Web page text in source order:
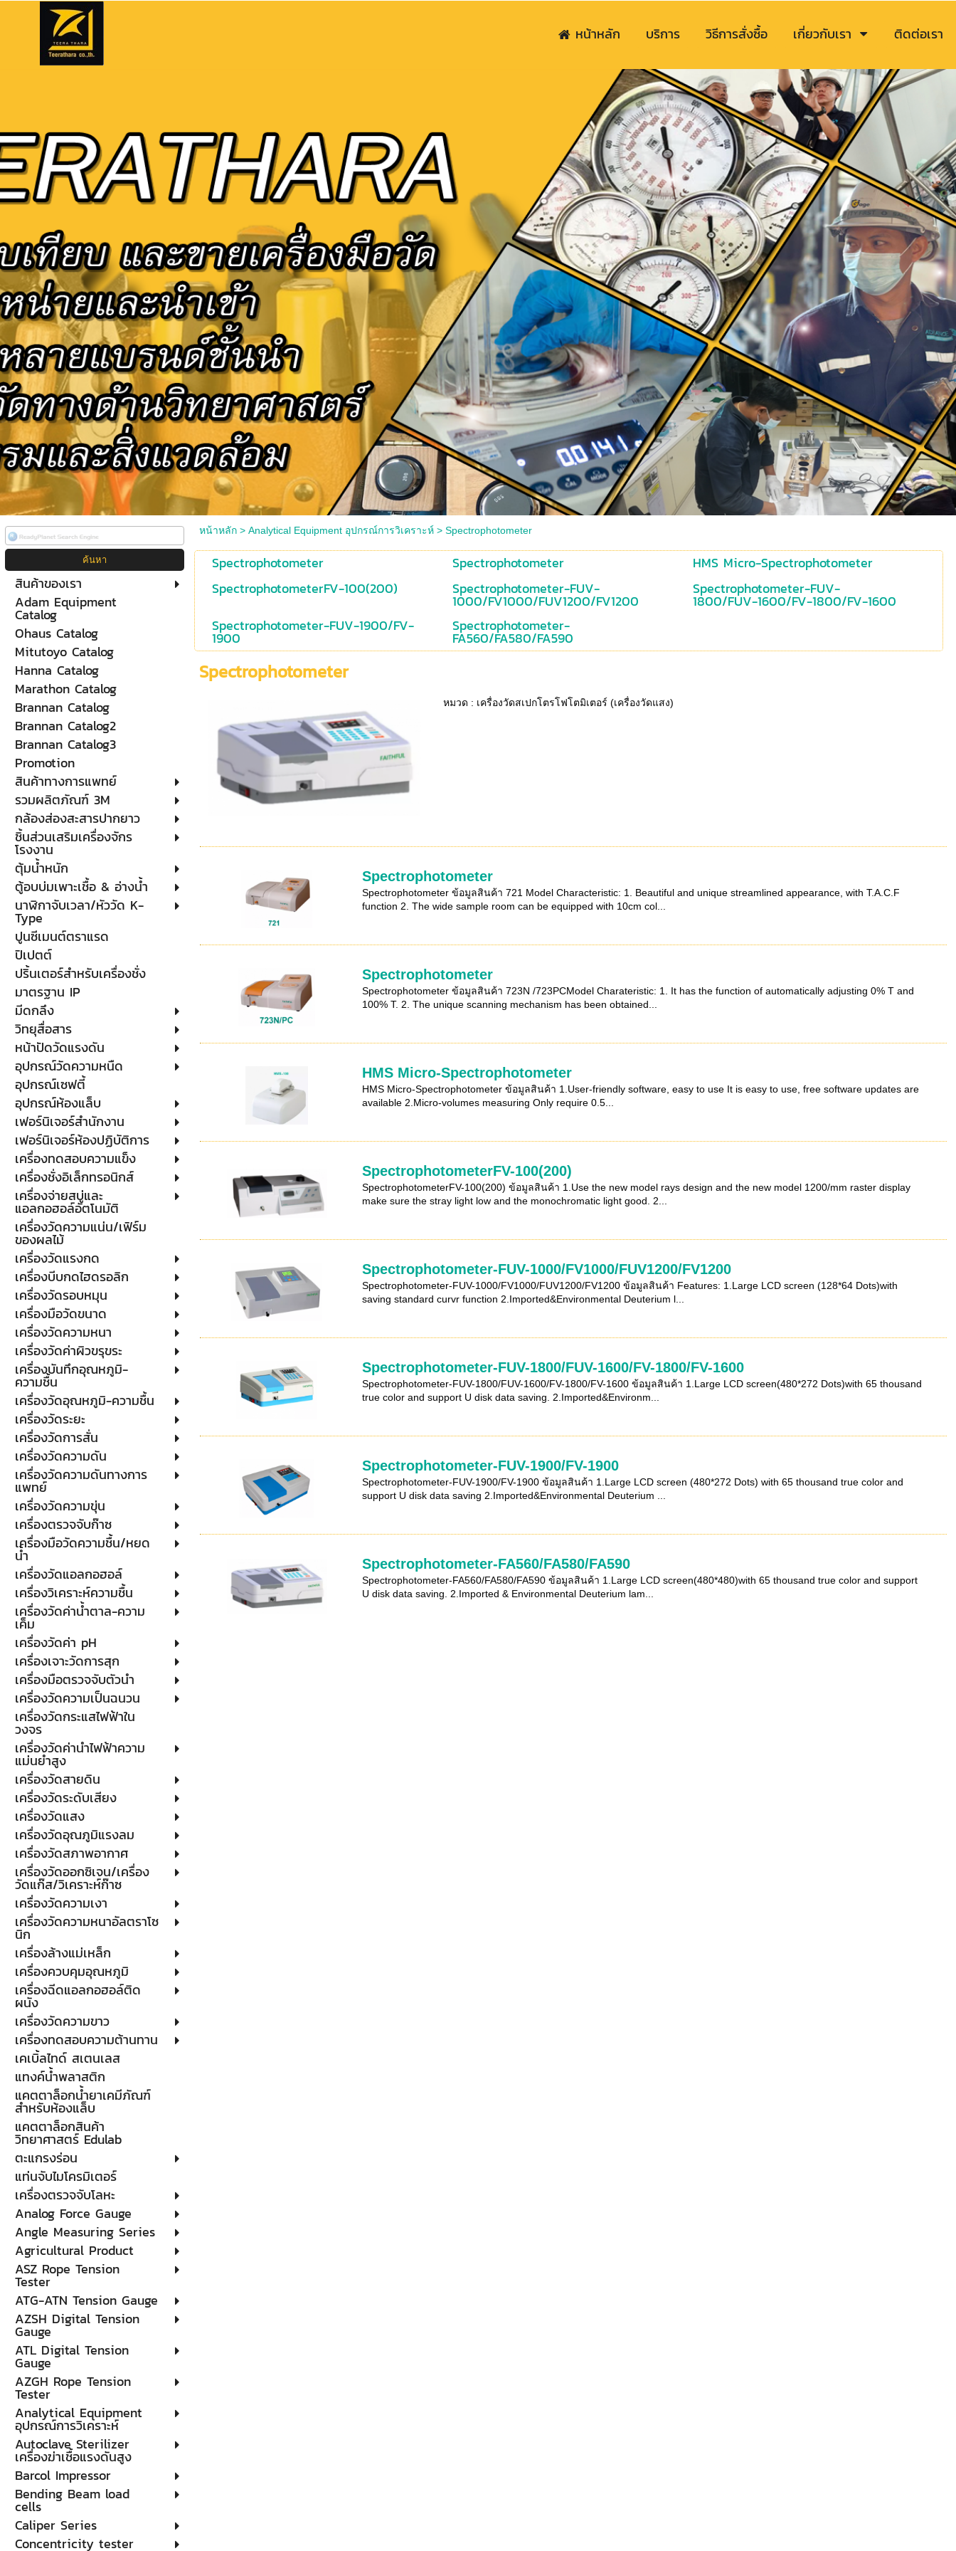
หน้าหลัก บริการ วิธีการสั่งซื้อ เกี่ยวกับเรา ติดต่อเรา
สินค้าของเรา
Adam Equipment
Catalog
Ohaus Catalog
Mitutoyo Catalog
Hanna Catalog
Marathon Catalog
Brannan Catalog
Brannan Catalog2
Brannan Catalog3
Promotion
สินค้าทางการแพทย์
รวมผลิตภัณฑ์ 3M
กล้องส่องสะสารปากยาว
ชิ้นส่วนเสริมเครื่องจักร
โรงงาน
ตุ้มน้ำหนัก
ตู้อบบ่มเพาะเชื้อ & อ่างน้ำ
นาฬิกาจับเวลา/หัววัด K-
Type
ปูนซีเมนต์ตราแรด
ปิเปตต์
ปริ้นเตอร์สำหรับเครื่องชั่ง
มาตรฐาน IP
มีดกลึง
วิทยุสื่อสาร
หน้าปัดวัดแรงดัน
อุปกรณ์วัดความหนืด
อุปกรณ์เซฟตี้
อุปกรณ์ห้องแล็บ
เฟอร์นิเจอร์สำนักงาน
เฟอร์นิเจอร์ห้องปฏิบัติการ
เครื่องทดสอบความแข็ง
เครื่องชั่งอิเล็กทรอนิกส์
เครื่องจ่ายสบู่และ
แอลกอฮอล์อัตโนมัติ
เครื่องวัดความแน่น/เฟิร์ม
ของผลไม้
เครื่องวัดแรงกด
เครื่องบีบกดไฮดรอลิก
เครื่องวัดรอบหมุน
เครื่องมือวัดขนาด
เครื่องวัดความหนา
เครื่องวัดค่าผิวขรุขระ
เครื่องบันทึกอุณหภูมิ-
ความชื้น
เครื่องวัดอุณหภูมิ-ความชื้น
เครื่องวัดระยะ
เครื่องวัดการสั่น
เครื่องวัดความดัน
เครื่องวัดความดันทางการ
แพทย์
เครื่องวัดความขุ่น
เครื่องตรวจจับก๊าซ
เครื่องมือวัดความชื้น/หยด
น้ำ
เครื่องวัดแอลกอฮอล์
เครื่องวิเคราะห์ความชื้น
เครื่องวัดค่าน้ำตาล-ความ
เค็ม
เครื่องวัดค่า pH
เครื่องเจาะวัดการสุก
เครื่องมือตรวจจับตัวนำ
เครื่องวัดความเป็นฉนวน
เครื่องวัดกระแสไฟฟ้าใน
วงจร
เครื่องวัดค่านำไฟฟ้าความ
แม่นยำสูง
เครื่องวัดสายดิน
เครื่องวัดระดับเสียง
เครื่องวัดแสง
เครื่องวัดอุณภูมิแรงลม
เครื่องวัดสภาพอากาศ
เครื่องวัดออกซิเจน/เครื่อง
วัดแก๊ส/วิเคราะห์ก๊าซ
เครื่องวัดความเงา
เครื่องวัดความหนาอัลตราโซ
นิก
เครื่องล้างแม่เหล็ก
เครื่องควบคุมอุณหภูมิ
เครื่องฉีดแอลกอฮอล์ติด
ผนัง
เครื่องวัดความขาว
เครื่องทดสอบความต้านทาน
เคเบิ้ลไทด์ สเตนเลส
แทงค์น้ำพลาสติก
แคตตาล็อกน้ำยาเคมีภัณฑ์
สำหรับห้องแล็บ
แคตตาล็อกสินค้า
วิทยาศาสตร์ Edulab
ตะแกรงร่อน
แท่นจับไมโครมิเตอร์
เครื่องตรวจจับโลหะ
Analog Force Gauge
Angle Measuring Series
Agricultural Product
ASZ Rope Tension
Tester
ATG-ATN Tension Gauge
AZSH Digital Tension
Gauge
ATL Digital Tension
Gauge
AZGH Rope Tension
Tester
Analytical Equipment
อุปกรณ์การวิเคราะห์
Autoclave Sterilizer
เครื่องฆ่าเชื้อแรงดันสูง
Barcol Impressor
Bending Beam load
cells
Caliper Series
Concentricity tester
หน้าหลัก> Analytical Equipment อุปกรณ์การวิเคราะห์> Spectrophotometer
Spectrophotometer Spectrophotometer
HMS Micro-Spectrophotometer
SpectrophotometerFV-100(200)
Spectrophotometer-FUV-
1000/FV1000/FUV1200/FV1200
Spectrophotometer-FUV-
1800/FUV-1600/FV-1800/FV-1600
Spectrophotometer-FUV-1900/FV-
1900
Spectrophotometer-
FA560/FA580/FA590
Spectrophotometer
หมวด : เครื่องวัดสเปกโตรโฟโตมิเตอร์ (เครื่องวัดแสง)
Spectrophotometer
Spectrophotometer ข้อมูลสินค้า 721 Model Characteristic: 1. Beautiful and unique streamlined appearance, with T.A.C.F
function 2. The wide sample room can be equipped with 10cm col...
Spectrophotometer
Spectrophotometer ข้อมูลสินค้า 723N /723PCModel Charateristic: 1. It has the function of automatically adjusting 0% T and
100% T. 2. The unique scanning mechanism has been obtained...
HMS Micro-Spectrophotometer
HMS Micro-Spectrophotometer ข้อมูลสินค้า 1.User-friendly software, easy to use It is easy to use, free software updates are
available 2.Micro-volumes measuring Only require 0.5...
SpectrophotometerFV-100(200)
SpectrophotometerFV-100(200) ข้อมูลสินค้า 1.Use the new model rays design and the new model 1200/mm raster display
make sure the stray light low and the monochromatic light good. 2...
Spectrophotometer-FUV-1000/FV1000/FUV1200/FV1200
Spectrophotometer-FUV-1000/FV1000/FUV1200/FV1200 ข้อมูลสินค้า Features: 1.Large LCD screen (128*64 Dots)with
saving standard curvr function 2.Imported&Environmental Deuterium l...
Spectrophotometer-FUV-1800/FUV-1600/FV-1800/FV-1600
Spectrophotometer-FUV-1800/FUV-1600/FV-1800/FV-1600 ข้อมูลสินค้า 1.Large LCD screen(480*272 Dots)with 65 thousand
true color and support U disk data saving. 2.Imported&Environm...
Spectrophotometer-FUV-1900/FV-1900
Spectrophotometer-FUV-1900/FV-1900 ข้อมูลสินค้า 1.Large LCD screen (480*272 Dots) with 65 thousand true color and
support U disk data saving 2.Imported&Environmental Deuterium ...
Spectrophotometer-FA560/FA580/FA590
Spectrophotometer-FA560/FA580/FA590 ข้อมูลสินค้า 1.Large LCD screen(480*480)with 65 thousand true color and support
U disk data saving. 2.Imported & Environmental Deuterium lam...